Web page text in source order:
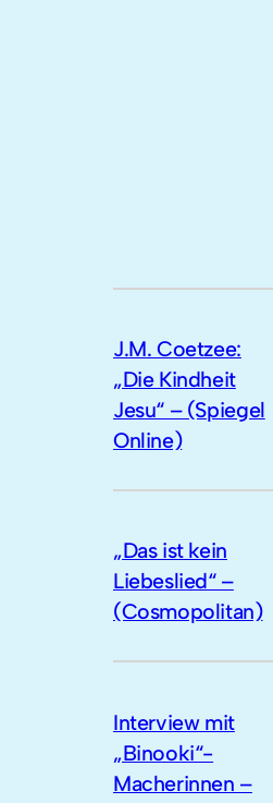
J.M. Coetzee:
„Die Kindheit
Jesu“ – (Spiegel
Online)
„Das ist kein
Liebeslied“ –
(Cosmopolitan)
Interview mit
„Binooki“-
Macherinnen –